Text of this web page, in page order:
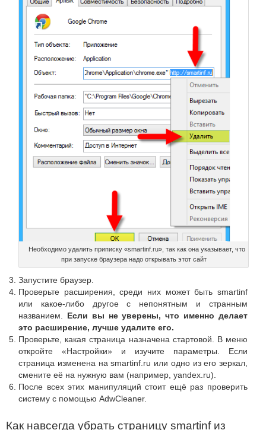
Необходимо удалить приписку «smartinf.ru», так как она указывает, что
при запуске браузера надо открывать этот сайт
Запустите браузер.
Проверьте расширения, среди них может быть smartinf
или какое-либо другое с непонятным и странным
названием. Если вы не уверены, что именно делает
это расширение, лучше удалите его.
Проверьте, какая страница назначена стартовой. В меню
откройте «Настройки» и изучите параметры. Если
страница изменена на smartinf.ru или одно из его зеркал,
смените её на нужную вам (например, yandex.ru).
После всех этих манипуляций стоит ещё раз проверить
систему с помощью AdwCleaner.
Как навсегда убрать страницу smartinf из